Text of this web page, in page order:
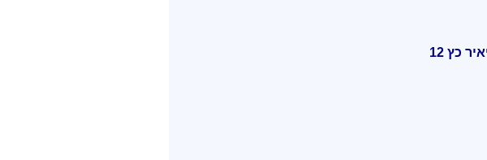
מרפאות מומחים בית חולים אלישע רחוב יאיר כץ 12